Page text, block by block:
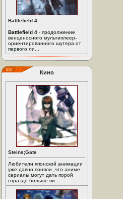
Battlefield 4
Battlefield 4 - продолжение
венценосного мультиплеер-
ориентированного шутера от
первого ли...
Кино
Steins;Gate
Любители японской анимации
уже давно поняли ,что аниме
сериалы могут дать порой
гораздо больше пи...